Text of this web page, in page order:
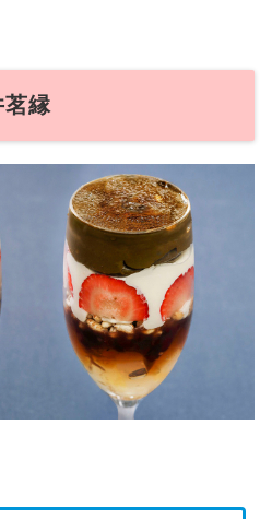
茗縁